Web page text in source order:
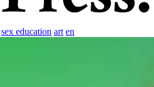
sex education art en